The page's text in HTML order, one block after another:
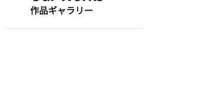
作品ギャラリー